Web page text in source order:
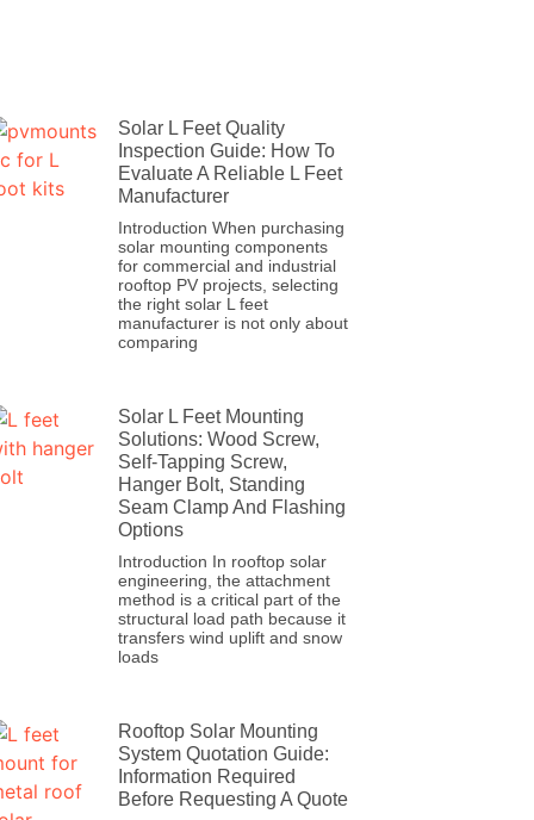
Solar L Feet Quality
Inspection Guide: How To
Evaluate A Reliable L Feet
Manufacturer
Introduction When purchasing
solar mounting components
for commercial and industrial
rooftop PV projects, selecting
the right solar L feet
manufacturer is not only about
comparing
Solar L Feet Mounting
Solutions: Wood Screw,
Self-Tapping Screw,
Hanger Bolt, Standing
Seam Clamp And Flashing
Options
Introduction In rooftop solar
engineering, the attachment
method is a critical part of the
structural load path because it
transfers wind uplift and snow
loads
Rooftop Solar Mounting
System Quotation Guide:
Information Required
Before Requesting A Quote